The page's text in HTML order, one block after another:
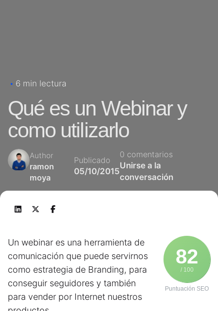
6 min lectura
Qué es un Webinar y
como utilizarlo
Author
ramon
moya
Publicado
05/10/2015
0 comentarios
Unirse a la
conversación
82
/ 100
Puntuación SEO
Un webinar es una herramienta de
comunicación que puede servirnos
como estrategia de Branding, para
conseguir seguidores y también
para vender por Internet nuestros